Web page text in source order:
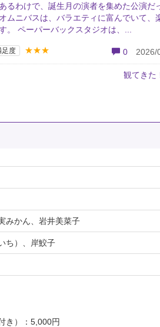
るわけで、誕生月の演者を集めた公演だ
ムニバスは、バラエティに富んでいて、
。 ペーパーバックスタジオは、...
足度 ★★★ 0 2026/
観てきた
みかん、岩井美菜子
ち）、岸鮫子
き）：5,000円